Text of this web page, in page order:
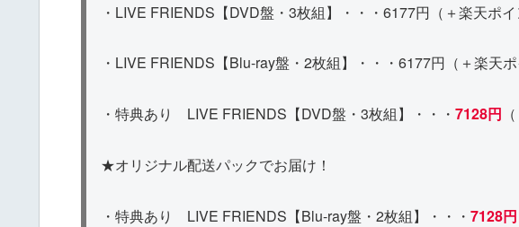
・LIVE FRIENDS【DVD盤・3枚組】・・・6177円（＋楽天ポイ
・LIVE FRIENDS【Blu-ray盤・2枚組】・・・6177円（＋楽天ポ
・特典あり LIVE FRIENDS【DVD盤・3枚組】・・・ 7128円
★オリジナル配送パックでお届け！
・特典あり LIVE FRIENDS【Blu-ray盤・2枚組】・・・ 7128円